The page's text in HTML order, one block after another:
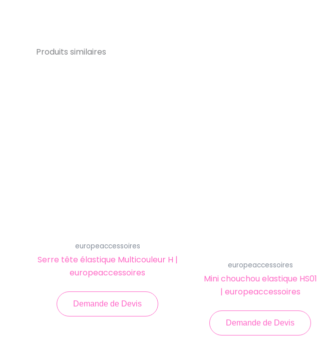
Produits similaires
europeaccessoires
Serre tête élastique Multicouleur H |
europeaccessoires
Demande de Devis
europeaccessoires
Mini chouchou elastique HS01
| europeaccessoires
Demande de Devis